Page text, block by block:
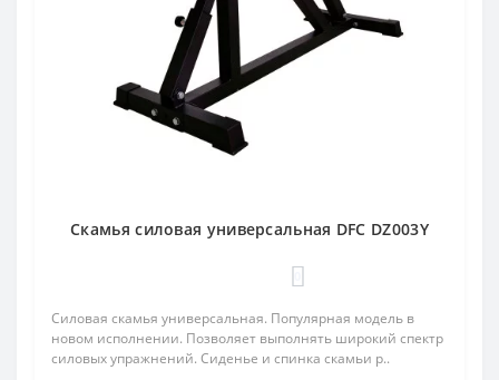
Скамья силовая универсальная DFC DZ003Y
Силовая скамья универсальная. Популярная модель в
новом исполнении. Позволяет выполнять широкий спектр
силовых упражнений. Сиденье и спинка скамьи р..